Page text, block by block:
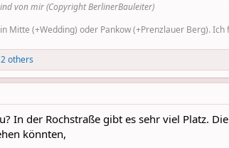
von mir (Copyright BerlinerBauleiter)
Mitte (+Wedding) oder Pankow (+Prenzlauer Berg).
others
In der Rochstraße gibt es sehr viel Platz.
könnten,